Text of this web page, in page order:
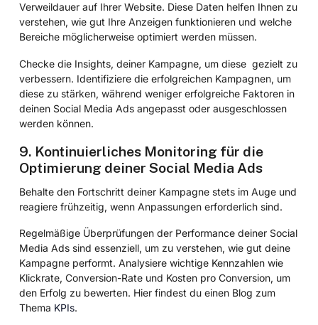
Verweildauer auf Ihrer Website. Diese Daten helfen Ihnen zu
verstehen, wie gut Ihre Anzeigen funktionieren und welche
Bereiche möglicherweise optimiert werden müssen.
Checke die Insights, deiner Kampagne, um diese gezielt zu
verbessern. Identifiziere die erfolgreichen Kampagnen, um
diese zu stärken, während weniger erfolgreiche Faktoren in
deinen Social Media Ads angepasst oder ausgeschlossen
werden können.
9. Kontinuierliches Monitoring für die
Optimierung deiner Social Media Ads
Behalte den Fortschritt deiner Kampagne stets im Auge und
reagiere frühzeitig, wenn Anpassungen erforderlich sind.
Regelmäßige Überprüfungen der Performance deiner Social
Media Ads sind essenziell, um zu verstehen, wie gut deine
Kampagne performt. Analysiere wichtige Kennzahlen wie
Klickrate, Conversion-Rate und Kosten pro Conversion, um
den Erfolg zu bewerten. Hier findest du einen Blog zum
Thema KPIs.